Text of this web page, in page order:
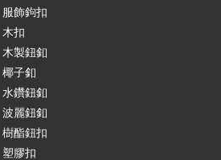
服飾鉤扣
木扣
木製鈕釦
椰子釦
水鑽鈕釦
波麗鈕釦
樹酯鈕扣
塑膠扣